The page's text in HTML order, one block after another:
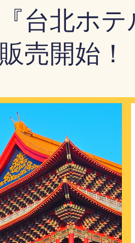
『台北ホ
販売開始！